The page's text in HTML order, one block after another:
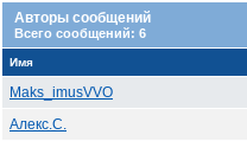
Авторы сообщений
Всего сообщений: 6
Имя
Maks_imusVVO
Алекс.С.